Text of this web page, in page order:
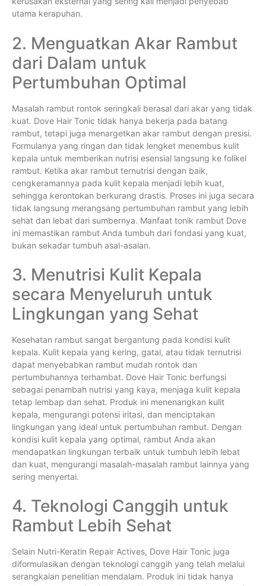
utama kerapuhan.
2. Menguatkan Akar Rambut
dari Dalam untuk
Pertumbuhan Optimal
Masalah rambut rontok seringkali berasal dari akar yang tidak
kuat. Dove Hair Tonic tidak hanya bekerja pada batang
rambut, tetapi juga menargetkan akar rambut dengan presisi.
Formulanya yang ringan dan tidak lengket menembus kulit
kepala untuk memberikan nutrisi esensial langsung ke folikel
rambut. Ketika akar rambut ternutrisi dengan baik,
cengkeramannya pada kulit kepala menjadi lebih kuat,
sehingga kerontokan berkurang drastis. Proses ini juga secara
tidak langsung merangsang pertumbuhan rambut yang lebih
sehat dan lebat dari sumbernya. Manfaat tonik rambut Dove
ini memastikan rambut Anda tumbuh dari fondasi yang kuat,
bukan sekadar tumbuh asal-asalan.
3. Menutrisi Kulit Kepala
secara Menyeluruh untuk
Lingkungan yang Sehat
Kesehatan rambut sangat bergantung pada kondisi kulit
kepala. Kulit kepala yang kering, gatal, atau tidak ternutrisi
dapat menyebabkan rambut mudah rontok dan
pertumbuhannya terhambat. Dove Hair Tonic berfungsi
sebagai penambah nutrisi yang kaya, menjaga kulit kepala
tetap lembap dan sehat. Produk ini menenangkan kulit
kepala, mengurangi potensi iritasi, dan menciptakan
lingkungan yang ideal untuk pertumbuhan rambut. Dengan
kondisi kulit kepala yang optimal, rambut Anda akan
mendapatkan lingkungan terbaik untuk tumbuh lebih lebat
dan kuat, mengurangi masalah-masalah rambut lainnya yang
sering menyertai.
4. Teknologi Canggih untuk
Rambut Lebih Sehat
Selain Nutri-Keratin Repair Actives, Dove Hair Tonic juga
diformulasikan dengan teknologi canggih yang telah melalui
serangkaian penelitian mendalam. Produk ini tidak hanya